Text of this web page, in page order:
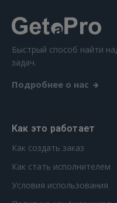
Забыли пароль?
Ещё не
Быстрый способ найти
задач.
Подробнее о нас
Как это работает
Как создать заказ
Как стать исполнителем
Условия использования